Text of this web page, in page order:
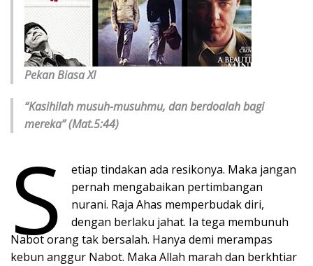
Pekan Biasa XI
“Kasihilah musuh-musuhmu, dan berdoalah bagi
mereka” (Mat.5:44)
S
etiap tindakan ada resikonya. Maka jangan
pernah mengabaikan pertimbangan
nurani. Raja Ahas memperbudak diri,
dengan berlaku jahat. Ia tega membunuh
Nabot orang tak bersalah. Hanya demi merampas
kebun anggur Nabot. Maka Allah marah dan berkhtiar